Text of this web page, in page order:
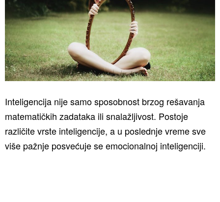
Inteligencija nije samo sposobnost brzog rešavanja
matematičkih zadataka ili snalažljivost. Postoje
različite vrste inteligencije, a u poslednje vreme sve
više pažnje posvećuje se emocionalnoj inteligenciji.